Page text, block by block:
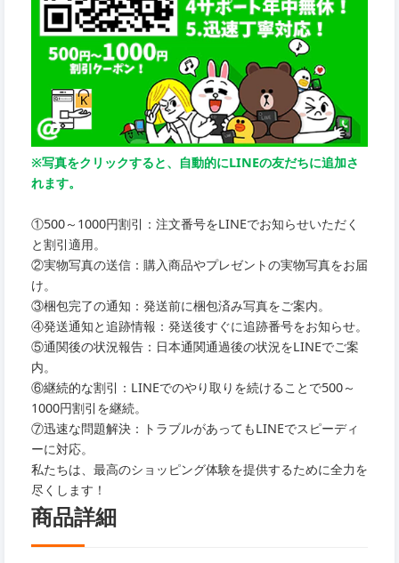
※写真をクリックすると、自動的にLINEの友だちに追加さ
れます。
①500～1000円割引：注文番号をLINEでお知らせいただく
と割引適用。
②実物写真の送信：購入商品やプレゼントの実物写真をお届
け。
③梱包完了の通知：発送前に梱包済み写真をご案内。
④発送通知と追跡情報：発送後すぐに追跡番号をお知らせ。
⑤通関後の状況報告：日本通関通過後の状況をLINEでご案
内。
⑥継続的な割引：LINEでのやり取りを続けることで500～
1000円割引を継続。
⑦迅速な問題解決：トラブルがあってもLINEでスピーディ
ーに対応。
私たちは、最高のショッピング体験を提供するために全力を
尽くします！
商品詳細